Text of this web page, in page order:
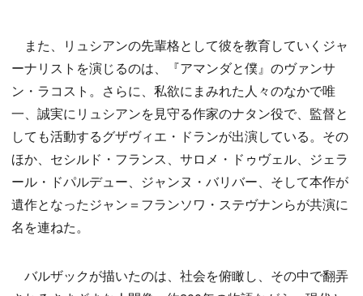
また、リュシアンの先輩格として彼を教育していくジャ
ーナリストを演じるのは、『アマンダと僕』のヴァンサ
ン・ラコスト。さらに、私欲にまみれた人々のなかで唯
一、誠実にリュシアンを見守る作家のナタン役で、監督と
しても活動するグザヴィエ・ドランが出演している。その
ほか、セシルド・フランス、サロメ・ドゥヴェル、ジェラ
ール・ドパルデュー、ジャンヌ・バリバー、そして本作が
遺作となったジャン＝フランソワ・ステヴナンらが共演に
名を連ねた。
バルザックが描いたのは、社会を俯瞰し、その中で翻弄